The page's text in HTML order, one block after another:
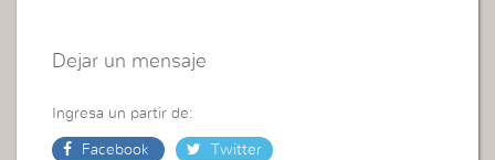
Dejar un mensaje
Ingresa un partir de:
Facebook Twitter